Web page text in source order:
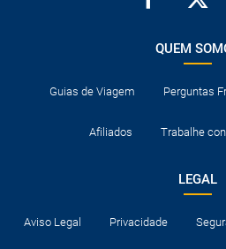
QUEM
Guias de Viagem Perguntas
Afiliados Trabalhe
LEGAL
Aviso Legal Privacidade